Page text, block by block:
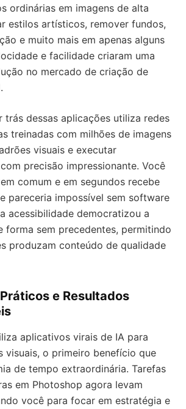
ordinárias em imagens de alta
estilos artísticos, remover fundos,
e muito mais em apenas alguns
e facilidade criaram uma
no mercado de criação de
trás dessas aplicações utiliza redes
treinadas com milhões de imagens
visuais e executar
precisão impressionante. Você
comum e em segundos recebe
pareceria impossível sem software
acessibilidade democratizou a
forma sem precedentes, permitindo
produzam conteúdo de qualidade
e Resultados
aplicativos virais de IA para
visuais, o primeiro benefício que
de tempo extraordinária. Tarefas
em Photoshop agora levam
você para focar em estratégia e